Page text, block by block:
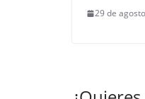
29 de